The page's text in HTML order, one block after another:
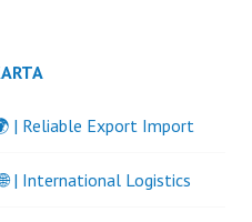
| Reliable Export Import
| International Logistics